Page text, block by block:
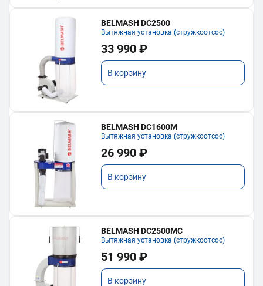
BELMASH DC2500
Вытяжная установка (стружкоотсос)
33 990 ₽
В корзину
BELMASH DC1600M
Вытяжная установка (стружкоотсос)
26 990 ₽
В корзину
BELMASH DC2500MC
Вытяжная установка (стружкоотсос)
51 990 ₽
В корзину